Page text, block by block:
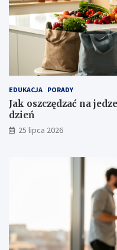
EDUKACJA PORADY
Jak oszczędzać na
dzień
25 lipca 2026